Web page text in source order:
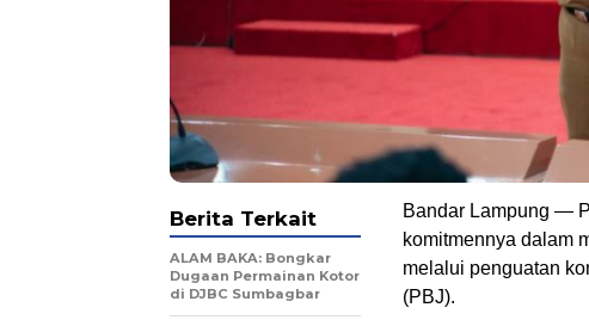
Bandar Lampung —
komitmennya dalam
melalui penguatan
(PBJ).
Berita Terkait
ALAM BAKA: Bongkar
Dugaan Permainan Kotor
di DJBC Sumbagbar